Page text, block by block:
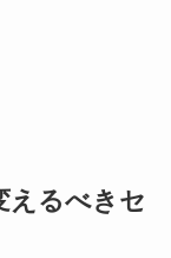
えるべきセ